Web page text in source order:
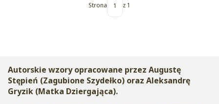
Strona z 1
Autorskie wzory opracowane przez Augustę
Stępień (Zagubione Szydełko) oraz Aleksandrę
Gryzik (Matka Dziergająca).